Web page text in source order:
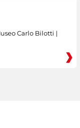
Carlo Bilotti |